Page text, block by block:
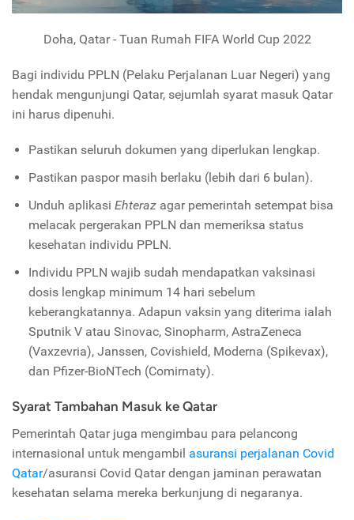
Doha, Qatar - Tuan Rumah FIFA World Cup 2022
Bagi individu PPLN (Pelaku Perjalanan Luar Negeri) yang
hendak mengunjungi Qatar, sejumlah syarat masuk Qatar
ini harus dipenuhi.
Pastikan seluruh dokumen yang diperlukan lengkap.
Pastikan paspor masih berlaku (lebih dari 6 bulan).
Unduh aplikasi Ehterazagar pemerintah setempat bisa
melacak pergerakan PPLN dan memeriksa status
kesehatan individu PPLN.
Individu PPLN wajib sudah mendapatkan vaksinasi
dosis lengkap minimum 14 hari sebelum
keberangkatannya. Adapun vaksin yang diterima ialah
Sputnik V atau Sinovac, Sinopharm, AstraZeneca
(Vaxzevria), Janssen, Covishield, Moderna (Spikevax),
dan Pfizer-BioNTech (Comirnaty).
Syarat Tambahan Masuk ke Qatar
Pemerintah Qatar juga mengimbau para pelancong
internasional untuk mengambil asuransi perjalanan Covid
Qatar/asuransi Covid Qatar dengan jaminan perawatan
kesehatan selama mereka berkunjung di negaranya.